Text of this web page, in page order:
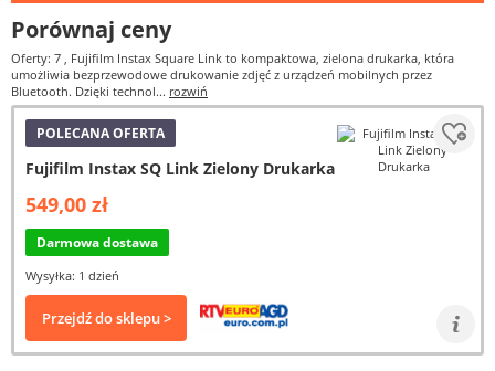
Porównaj ceny
Oferty: 7 , Fujifilm Instax Square Link to kompaktowa, zielona drukarka, która
umożliwia bezprzewodowe drukowanie zdjęć z urządzeń mobilnych przez
Bluetooth. Dzięki technol... rozwiń
POLECANA OFERTA
Fujifilm Instax SQ Link Zielony Drukarka
549,00 zł
Darmowa dostawa
Wysyłka: 1 dzień
Przejdź do sklepu >